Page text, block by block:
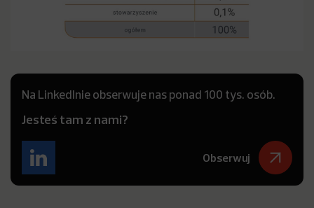
Na LinkedInie obserwuje nas ponad 100 tys. osób.
Jesteś tam z nami?
Obserwuj